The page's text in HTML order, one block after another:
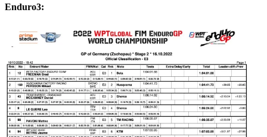
Enduro3: